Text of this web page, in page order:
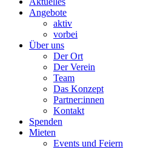
Angebote
aktiv
vorbei
Über uns
Der Ort
Der Verein
Team
Das Konzept
Partner:innen
Kontakt
Spenden
Mieten
Events und Feiern